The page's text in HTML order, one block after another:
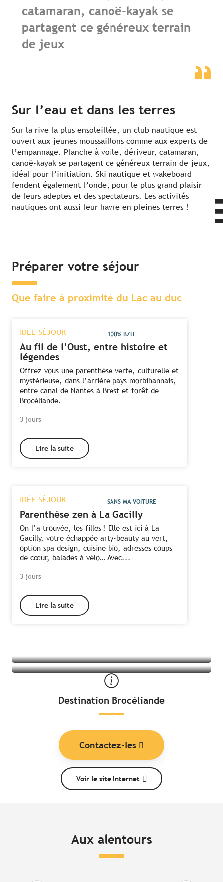
catamaran, canoë-kayak se
partagent ce généreux terrain
de jeux
Sur l’eau et dans les terres
Sur la rive la plus ensoleillée, un club nautique est
ouvert aux jeunes moussaillons comme aux experts de
l’empannage. Planche à voile, dériveur, catamaran,
canoë-kayak se partagent ce généreux terrain de jeux,
idéal pour l’initiation. Ski nautique et wakeboard
fendent également l’onde, pour le plus grand plaisir
de leurs adeptes et des spectateurs. Les activités
nautiques ont aussi leur havre en pleines terres !
Préparer votre séjour
Que faire à proximité du Lac au duc
100% BZH
3 jours
IDÉE SÉJOUR
Au fil de l’Oust, entre histoire et
légendes
Offrez-vous une parenthèse verte, culturelle et
mystérieuse, dans l’arrière pays morbihannais,
entre canal de Nantes à Brest et forêt de
Brocéliande.
Lire la suite
SANS MA VOITURE
3 jours
IDÉE SÉJOUR
Parenthèse zen à La Gacilly
On l’a trouvée, les filles ! Elle est ici à La
Gacilly, votre échappée arty-beauty au vert,
option spa design, cuisine bio, adresses coups
de cœur, balades à vélo… Avec...
Lire la suite
Tous les hébergements à proximité du
Lac au Duc
Toutes les activités à proximité du Lac
Destination Brocéliande
Contactez-les
Voir le site Internet
Aux alentours